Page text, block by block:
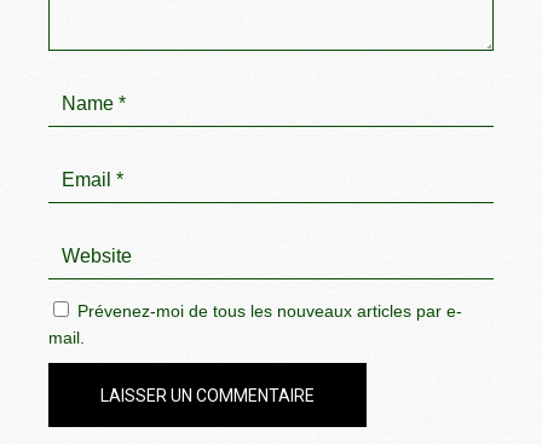
Prévenez-moi de tous les nouveaux articles par e-
mail.
LAISSER UN COMMENTAIRE